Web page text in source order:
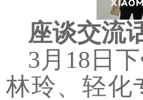
座谈交流
3 月 18 日
林玲、轻化